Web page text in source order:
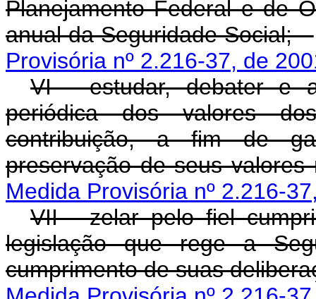
Planejamento Federal e de
anual da Seguridade Social;
Provisória nº 2.216-37, de
VI - estudar, debater e
periódica dos valores
contribuição, a fim de
preservação de seus
Medida Provisória nº 2.216-
VII - zelar pelo fiel
legislação que rege a
cumprimento de suas